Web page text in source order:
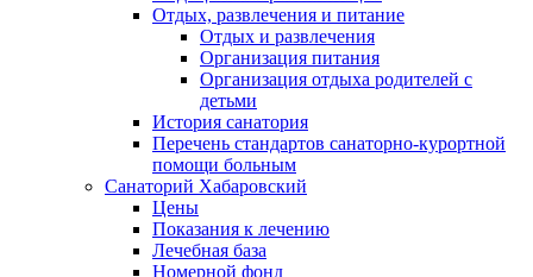
Отдых, развлечения и питание
Отдых и развлечения
Организация питания
Организация отдыха родителей с
детьми
История санатория
Перечень стандартов санаторно-курортной
помощи больным
Санаторий Хабаровский
Цены
Показания к лечению
Лечебная база
Номерной фонд